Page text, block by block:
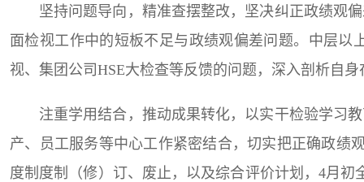
坚持问题导向，精准查摆整改，坚决纠正政绩观
面检视工作中的短板不足与政绩观偏差问题。中层
视、集团公司HSE大检查等反馈的问题，深入剖析自
注重学用结合，推动成果转化，以实干检验学习
产、员工服务等中心工作紧密结合，切实把正确政绩
度制度制（修）订、废止，以及综合评价计划，4月